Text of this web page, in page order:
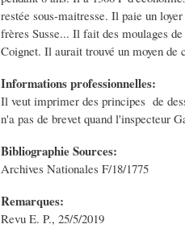
restée sous-maitresse. Il paie un
frères Susse... Il fait des moulages
Coignet. Il aurait trouvé un moyen de
Informations professionnelles:
Il veut imprimer des principes de
n'a pas de brevet quand l'inspecteur
Bibliographie Sources:
Archives Nationales F/18/1775
Remarques:
Revu E. P., 25/5/2019